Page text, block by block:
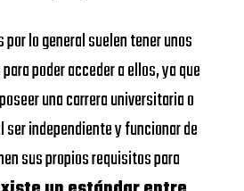
lo general suelen tener unos
poder acceder a ellos, ya que
una carrera universitaria o
ser independiente y funcionar de
sus propios requisitos para